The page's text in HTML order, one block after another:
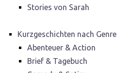
Stories von Sarah
Kurzgeschichten nach Genre
Abenteuer & Action
Brief & Tagebuch